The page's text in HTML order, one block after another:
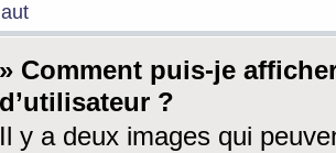
» Comment puis-je
d’utilisateur ?
Il y a deux images qui